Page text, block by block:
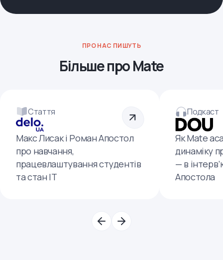
ПРО НАС ПИШУТЬ
Більше про Mate
Стаття
Макс Лисак і Роман Апостол
про навчання,
працевлаштування студентів
та стан ІТ
Подкаст
Як Mate
динаміку
— в
Апостола